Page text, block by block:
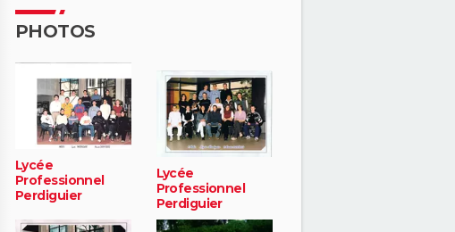
PHOTOS
Lycée
Professionnel
Perdiguier
Lycée
Professionnel
Perdiguier